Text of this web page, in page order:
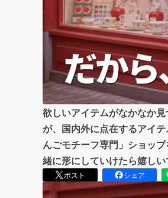
欲しいアイテムがなかなか
が、国内外に点在するアイ
んごモチーフ専門」ショッ
緒に形にしていけたら嬉しい
ポスト シェア